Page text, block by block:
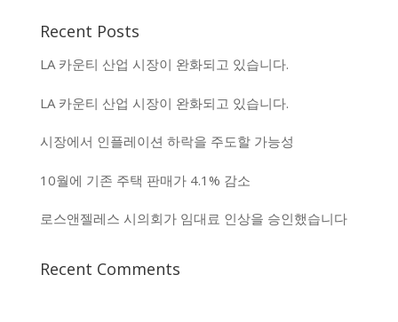
Recent Posts
LA 카운티 산업 시장이 완화되고 있습니다.
LA 카운티 산업 시장이 완화되고 있습니다.
시장에서 인플레이션 하락을 주도할 가능성
10월에 기존 주택 판매가 4.1% 감소
로스앤젤레스 시의회가 임대료 인상을 승인했습니다
Recent Comments